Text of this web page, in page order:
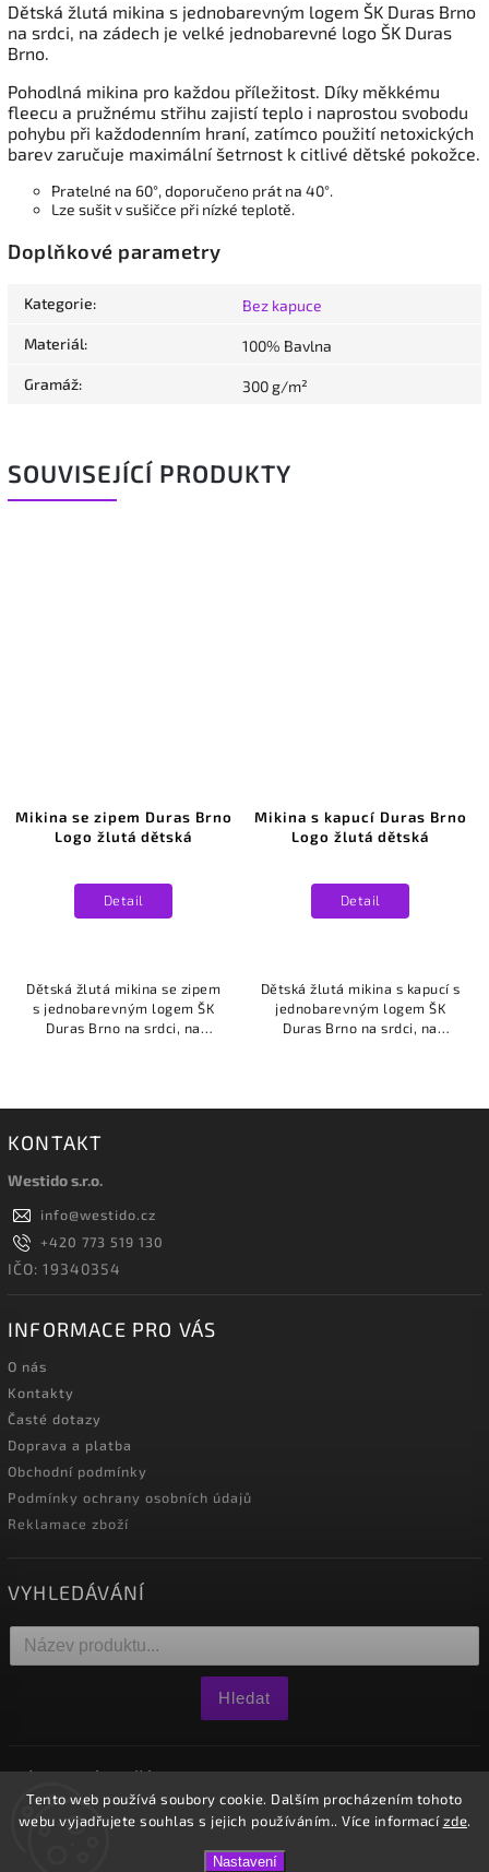
Tento web používá soubory cookie. Dalším procházením tohoto
webu vyjadřujete souhlas s jejich používáním.. Více informacízde.
Nastavení
Dětská žlutá mikina s jednobarevným logem ŠK Duras Brno
na srdci, na zádech je velké jednobarevné logo ŠK Duras
Brno.
Pohodlná mikina pro každou příležitost. Díky měkkému
fleecu a pružnému střihu zajistí teplo i naprostou svobodu
pohybu při každodenním hraní, zatímco použití netoxických
barev zaručuje maximální šetrnost k citlivé dětské pokožce.
Pratelné na 60°, doporučeno prát na 40°.
Lze sušit v sušičce při nízké teplotě.
Doplňkové parametry
Kategorie: Bez kapuce
Materiál: 100% Bavlna
Gramáž: 300 g/m²
SOUVISEJÍCÍ PRODUKTY
Mikina se zipem Duras Brno
Logo žlutá dětská
Detail
Dětská žlutá mikina se zipem
s jednobarevným logem ŠK
Duras Brno na srdci, na
Mikina s kapucí Duras Brno
Logo žlutá dětská
Detail
Dětská žlutá mikina s kapucí s
jednobarevným logem ŠK
Duras Brno na srdci, na
KONTAKT
Westido s.r.o.
info@westido.cz
+420 773 519 130
IČO: 19340354
INFORMACE PRO VÁS
O nás
Kontakty
Časté dotazy
Doprava a platba
Obchodní podmínky
Podmínky ochrany osobních údajů
Reklamace zboží
VYHLEDÁVÁNÍ
Hledat
0ks / 0 Kč